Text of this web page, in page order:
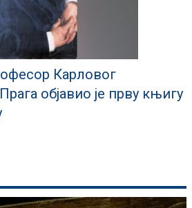
Карловог
објавио је прву књигу